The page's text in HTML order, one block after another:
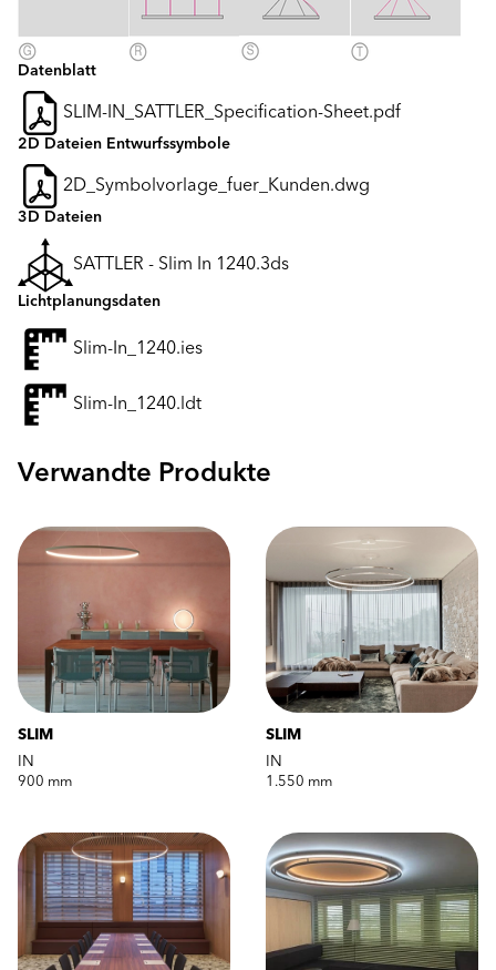
Datenblatt
SLIM-IN_SATTLER_Specification-Sheet.pdf
2D Dateien Entwurfssymbole
2D_Symbolvorlage_fuer_Kunden.dwg
3D Dateien
SATTLER - Slim In 1240.3ds
Lichtplanungsdaten
Slim-In_1240.ies
Slim-In_1240.ldt
Verwandte Produkte
SLIM
IN
900 mm
SLIM
IN
1.550 mm